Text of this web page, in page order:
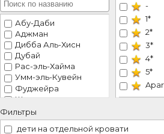
Абу-Даби
Аджман
Дибба Аль-Хисн
Дубай
Рас-эль-Хайма
Умм-эль-Кувейн
Фуджейра
Шарджа
Эль-Айн
-
1*
2*
3*
4*
5*
Фильтры
дети на отдельной кровати